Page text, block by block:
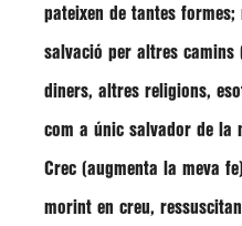
pateixen de tantes
salvació per altres camins
diners, altres religions,
com a únic salvador de la
Crec (augmenta la meva
morint en creu,